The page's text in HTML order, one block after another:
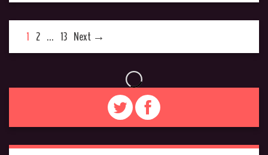
1 2 … 13 Next →